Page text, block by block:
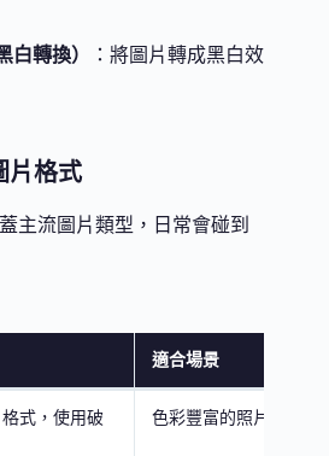
白轉換）
：將圖片轉成黑白效
片格式
主流圖片類型，日常會碰到
適合場景
式，使用破
色彩豐富的照片、社群